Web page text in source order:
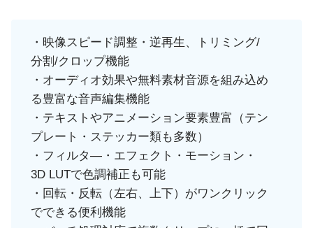
・映像スピード調整・逆再生、トリミング/
分割/クロップ機能
・オーディオ効果や無料素材音源を組み込め
る豊富な音声編集機能
・テキストやアニメーション要素豊富（テン
プレート・ステッカー類も多数）
・フィルタ―・エフェクト・モーション・
3D LUTで色調補正も可能
・回転・反転（左右、上下）がワンクリック
でできる便利機能